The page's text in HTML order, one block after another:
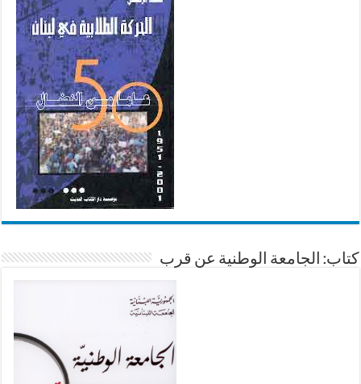
كتاب: الجامعة الوطنية عن قرب